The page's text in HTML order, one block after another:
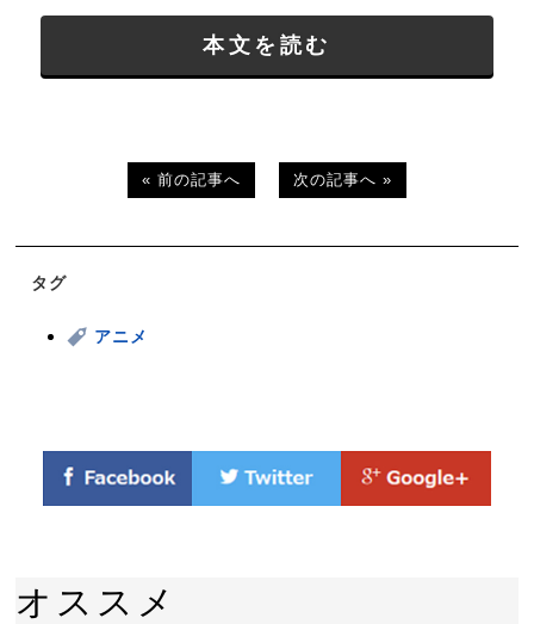
本文を読む
« 前の記事へ 次の記事へ »
タグ
アニメ
オススメ